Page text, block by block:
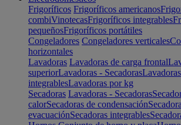
Frigoríficos Frigoríficos americanos
combiVinotecasFrigoríficos integrables
pequeñosFrigoríficos portátiles
Congeladores Congeladores verticales
horizontales
Lavadoras Lavadoras de carga frontal
superiorLavadoras - SecadorasLavadoras
integrablesLavadoras por kg
Secadoras Lavadoras - Secadoras
calorSecadoras de condensación
evacuaciónSecadoras integrables